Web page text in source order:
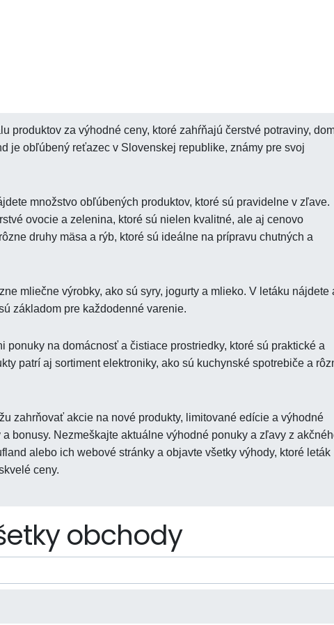
produktov za výhodné ceny, ktoré zahŕňajú čerstvé potraviny,
je obľúbený reťazec v Slovenskej republike, známy pre svoj
množstvo obľúbených produktov, ktoré sú pravidelne v zľave.
ovocie a zelenina, ktoré sú nielen kvalitné, ale aj cenovo
druhy mäsa a rýb, ktoré sú ideálne na prípravu chutných a
mliečne výrobky, ako sú syry, jogurty a mlieko. V letáku nájdete
základom pre každodenné varenie.
ponuky na domácnosť a čistiace prostriedky, ktoré sú praktické a
patrí aj sortiment elektroniky, ako sú kuchynské spotrebiče a
zahrňovať akcie na nové produkty, limitované edície a výhodné
bonusy. Nezmeškajte aktuálne výhodné ponuky a zľavy z
alebo ich webové stránky a objavte všetky výhody, ktoré leták
ceny.
obchody